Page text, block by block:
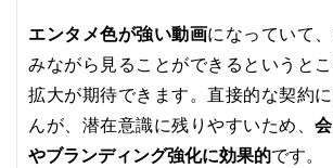
エンタメ色が強い動画になっていて
みながら見ることができるというと
拡大が期待できます。直接的な契約
んが、潜在意識に残りやすいため、
やブランディング強化に効果的です。